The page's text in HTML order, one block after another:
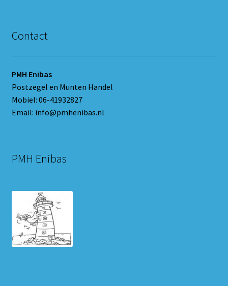
Contact
PMH Enibas
Postzegel en Munten Handel
Mobiel: 06-41932827
Email: info@pmhenibas.nl
PMH Enibas